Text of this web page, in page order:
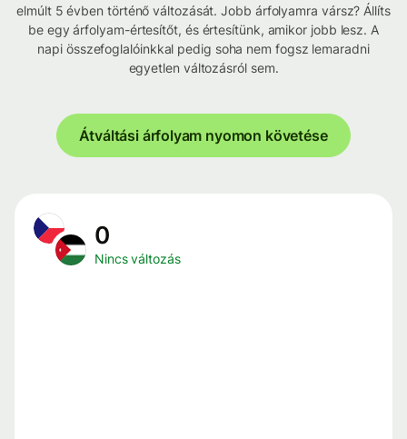
elmúlt 5 évben történő változását. Jobb árfolyamra vársz? Állíts
be egy árfolyam-értesítőt, és értesítünk, amikor jobb lesz. A
napi összefoglalóinkkal pedig soha nem fogsz lemaradni
egyetlen változásról sem.
Átváltási árfolyam nyomon követése
0
Nincs változás